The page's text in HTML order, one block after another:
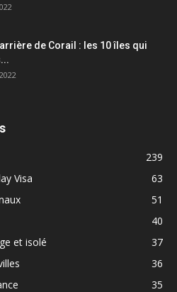
de Corail : les 10 îles qui
239
Visa
63
51
40
et isolé
37
36
35